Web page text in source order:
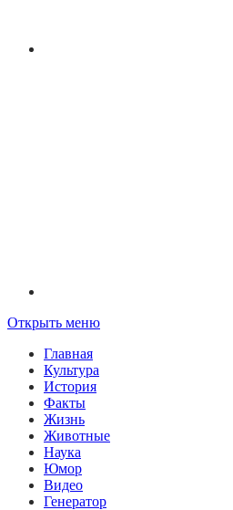
Открыть меню
Главная
Культура
История
Факты
Жизнь
Животные
Наука
Юмор
Видео
Генератор